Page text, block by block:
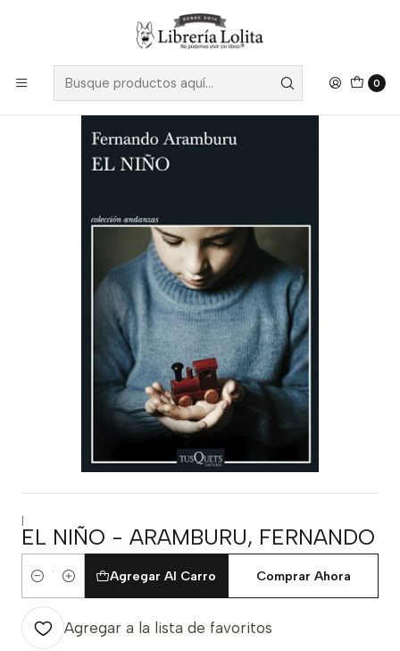
0
Despacho a todo Chile
|
EL NIÑO - ARAMBURU, FERNANDO
Cantidad
Agregar Al Carro Comprar Ahora
Agregar a la lista de favoritos